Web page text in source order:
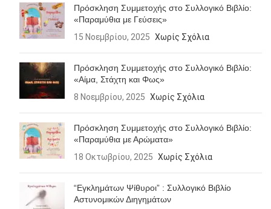
Πρόσκληση Συμμετοχής στο Συλλογικό Βιβλίο:
«Παραμύθια με Γεύσεις»
15 Νοεμβρίου, 2025 Χωρίς Σχόλια
Πρόσκληση Συμμετοχής στο Συλλογικό Βιβλίο:
«Αίμα, Στάχτη και Φως»
8 Νοεμβρίου, 2025 Χωρίς Σχόλια
Πρόσκληση Συμμετοχής στο Συλλογικό Βιβλίο:
«Παραμύθια με Αρώματα»
18 Οκτωβρίου, 2025 Χωρίς Σχόλια
“Εγκλημάτων Ψίθυροι” : Συλλογικό Βιβλίο
Αστυνομικών Διηγημάτων